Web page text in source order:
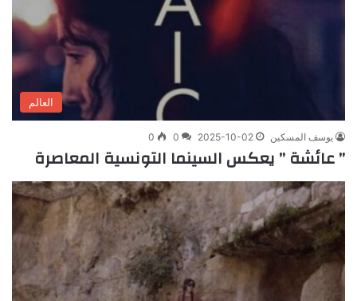
العالم
يوسف المسكين 2025-10-02
0
0
” عائشة ” يعكس السينما التونسية المعاصرة